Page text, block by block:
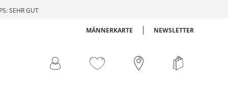
SEHR GUT
MÄNNERKARTE NEWSLETTER